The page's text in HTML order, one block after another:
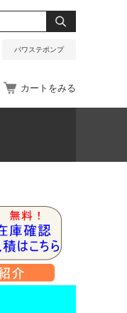
パワステポンプ
カートをみる